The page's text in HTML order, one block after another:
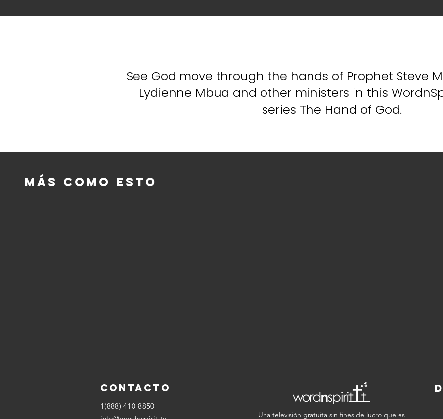
See God move through the hands of Prophet Steve
Lydienne Mbua and other ministers in this
series The Hand of God.
Más como esto
Una televisión gratuita sin fines de lucro que es
Contacto
1(888) 410-8850